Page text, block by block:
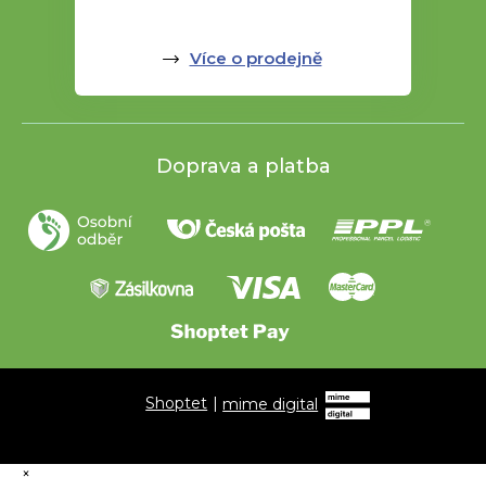
Více o prodejně
Doprava a platba
Shoptet |mime digital
×